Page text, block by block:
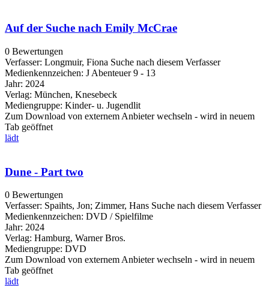
Auf der Suche nach Emily McCrae
0 Bewertungen
Verfasser: Longmuir, Fiona Suche nach diesem Verfasser
Medienkennzeichen: J Abenteuer 9 - 13
Jahr: 2024
Verlag: München, Knesebeck
Mediengruppe: Kinder- u. Jugendlit
Zum Download von externem Anbieter wechseln - wird in neuem
Tab geöffnet
lädt
Dune - Part two
0 Bewertungen
Verfasser: Spaihts, Jon; Zimmer, Hans Suche nach diesem Verfasser
Medienkennzeichen: DVD / Spielfilme
Jahr: 2024
Verlag: Hamburg, Warner Bros.
Mediengruppe: DVD
Zum Download von externem Anbieter wechseln - wird in neuem
Tab geöffnet
lädt